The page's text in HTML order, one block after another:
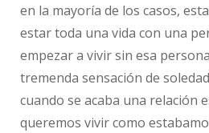
en la mayoría de los casos,
estar toda una vida con una
empezar a vivir sin esa
tremenda sensación de
cuando se acaba una relación
queremos vivir como